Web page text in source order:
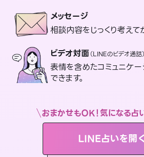
メッセージ
相談内容をじっくり考えて
ビデオ対面（LINEのビデオ通話）
表情を含めたコミュニケ
できます。
おまかせもOK！気になる占
LINE占いを開